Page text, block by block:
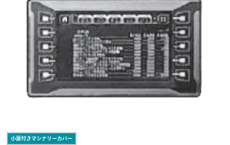
小扉付きマシナリーカバー